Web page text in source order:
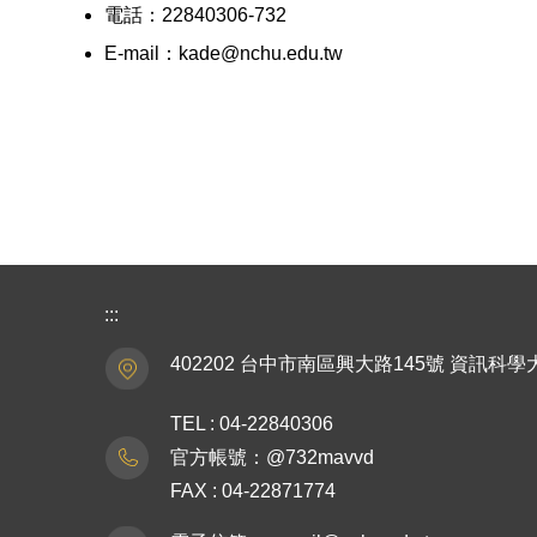
電話：22840306-732
E-mail：kade@nchu.edu.tw
:::
402202 台中市南區興大路145號 資訊科學
TEL : 04-22840306
官方帳號：@732mavvd
FAX : 04-22871774